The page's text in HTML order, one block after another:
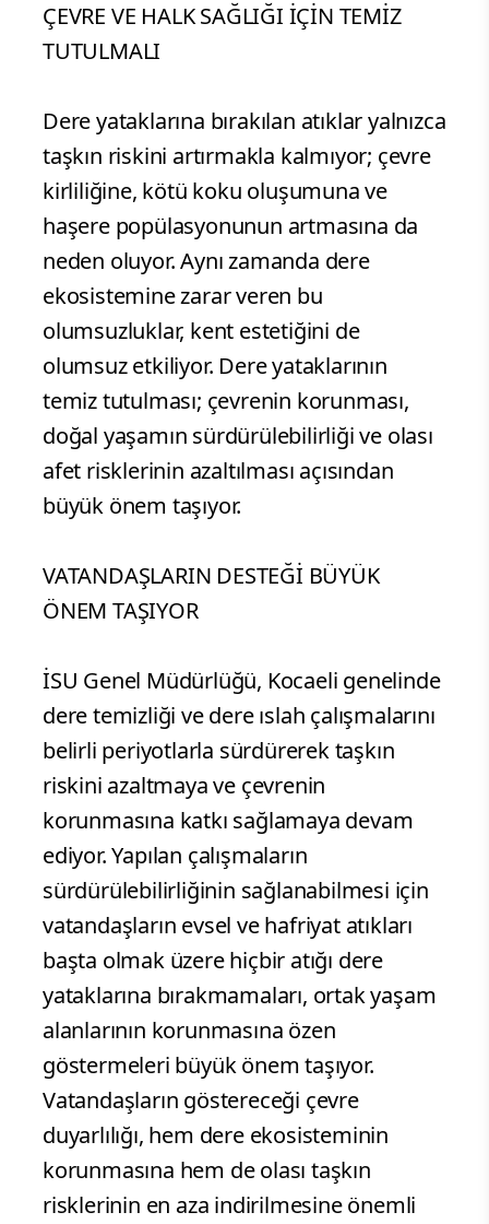
ÇEVRE VE HALK SAĞLIĞI İÇİN TEMİZ
TUTULMALI
Dere yataklarına bırakılan atıklar yalnızca
taşkın riskini artırmakla kalmıyor; çevre
kirliliğine, kötü koku oluşumuna ve
haşere popülasyonunun artmasına da
neden oluyor. Aynı zamanda dere
ekosistemine zarar veren bu
olumsuzluklar, kent estetiğini de
olumsuz etkiliyor. Dere yataklarının
temiz tutulması; çevrenin korunması,
doğal yaşamın sürdürülebilirliği ve olası
afet risklerinin azaltılması açısından
büyük önem taşıyor.
VATANDAŞLARIN DESTEĞİ BÜYÜK
ÖNEM TAŞIYOR
İSU Genel Müdürlüğü, Kocaeli genelinde
dere temizliği ve dere ıslah çalışmalarını
belirli periyotlarla sürdürerek taşkın
riskini azaltmaya ve çevrenin
korunmasına katkı sağlamaya devam
ediyor. Yapılan çalışmaların
sürdürülebilirliğinin sağlanabilmesi için
vatandaşların evsel ve hafriyat atıkları
başta olmak üzere hiçbir atığı dere
yataklarına bırakmamaları, ortak yaşam
alanlarının korunmasına özen
göstermeleri büyük önem taşıyor.
Vatandaşların göstereceği çevre
duyarlılığı, hem dere ekosisteminin
korunmasına hem de olası taşkın
risklerinin en aza indirilmesine önemli